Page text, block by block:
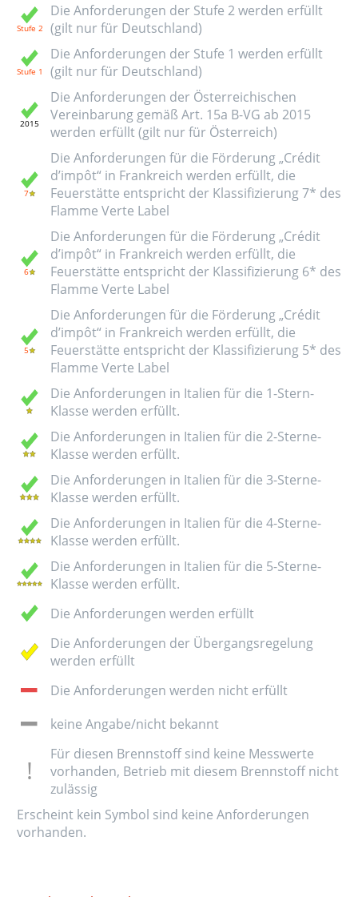
Die Anforderungen der Stufe 2 werden erfüllt
(gilt nur für Deutschland)
Die Anforderungen der Stufe 1 werden erfüllt
(gilt nur für Deutschland)
Die Anforderungen der Österreichischen
Vereinbarung gemäß Art. 15a B-VG ab 2015
werden erfüllt (gilt nur für Österreich)
Die Anforderungen für die Förderung „Crédit
d’impôt“ in Frankreich werden erfüllt, die
Feuerstätte entspricht der Klassifizierung 7* des
Flamme Verte Label
Die Anforderungen für die Förderung „Crédit
d’impôt“ in Frankreich werden erfüllt, die
Feuerstätte entspricht der Klassifizierung 6* des
Flamme Verte Label
Die Anforderungen für die Förderung „Crédit
d’impôt“ in Frankreich werden erfüllt, die
Feuerstätte entspricht der Klassifizierung 5* des
Flamme Verte Label
Die Anforderungen in Italien für die 1-Stern-
Klasse werden erfüllt.
Die Anforderungen in Italien für die 2-Sterne-
Klasse werden erfüllt.
Die Anforderungen in Italien für die 3-Sterne-
Klasse werden erfüllt.
Die Anforderungen in Italien für die 4-Sterne-
Klasse werden erfüllt.
Die Anforderungen in Italien für die 5-Sterne-
Klasse werden erfüllt.
Die Anforderungen werden erfüllt
Die Anforderungen der Übergangsregelung
werden erfüllt
Die Anforderungen werden nicht erfüllt
keine Angabe/nicht bekannt
Für diesen Brennstoff sind keine Messwerte
vorhanden, Betrieb mit diesem Brennstoff nicht
zulässig
Erscheint kein Symbol sind keine Anforderungen
vorhanden.